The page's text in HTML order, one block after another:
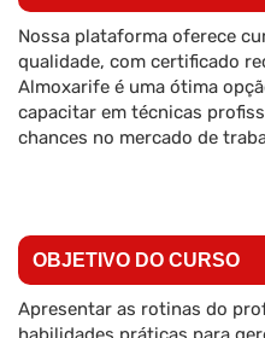
Nossa plataforma oferece
qualidade, com certificado
Almoxarife é uma ótima
capacitar em técnicas
chances no mercado de
OBJETIVO DO CURSO
Apresentar as rotinas do